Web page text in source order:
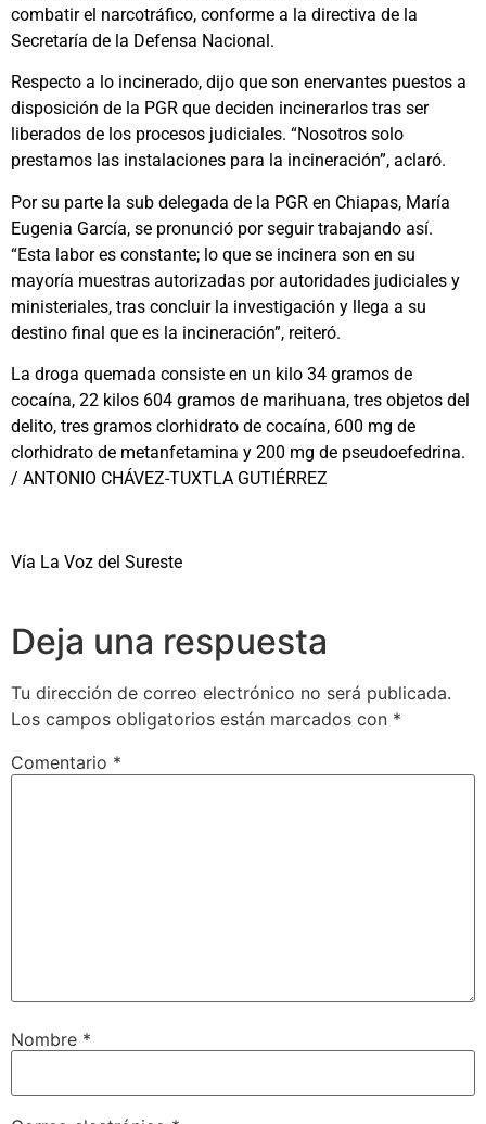
combatir el narcotráfico, conforme a la directiva de la
Secretaría de la Defensa Nacional.
Respecto a lo incinerado, dijo que son enervantes puestos a
disposición de la PGR que deciden incinerarlos tras ser
liberados de los procesos judiciales. “Nosotros solo
prestamos las instalaciones para la incineración”, aclaró.
Por su parte la sub delegada de la PGR en Chiapas, María
Eugenia García, se pronunció por seguir trabajando así.
“Esta labor es constante; lo que se incinera son en su
mayoría muestras autorizadas por autoridades judiciales y
ministeriales, tras concluir la investigación y llega a su
destino final que es la incineración”, reiteró.
La droga quemada consiste en un kilo 34 gramos de
cocaína, 22 kilos 604 gramos de marihuana, tres objetos del
delito, tres gramos clorhidrato de cocaína, 600 mg de
clorhidrato de metanfetamina y 200 mg de pseudoefedrina.
/ ANTONIO CHÁVEZ-TUXTLA GUTIÉRREZ
Vía La Voz del Sureste
Deja una respuesta
Tu dirección de correo electrónico no será publicada.
Los campos obligatorios están marcados con *
Comentario *
Nombre *